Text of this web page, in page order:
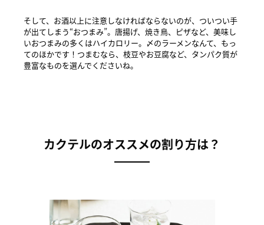
そして、お酒以上に注意しなければならないのが、ついつい手
が出てしまう“おつまみ”。唐揚げ、焼き鳥、ピザなど、美味し
いおつまみの多くはハイカロリー。〆のラーメンなんて、もっ
てのほかです！つまむなら、枝豆やお豆腐など、タンパク質が
豊富なものを選んでくださいね。
カクテルのオススメの割り方は？